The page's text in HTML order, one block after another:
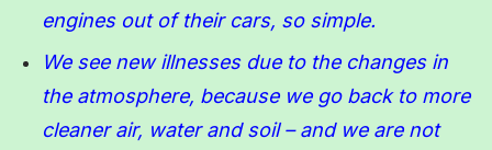
engines out of their cars, so simple.
We see new illnesses due to the changes in
the atmosphere, because we go back to more
cleaner air, water and soil – and we are not